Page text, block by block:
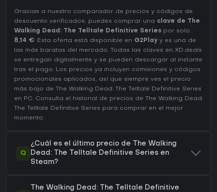
Gracias a nuestro comparador de precios y códigos de
descuento verificados, puedes comprar una clave de The
Walking Dead: The Telltale Definitive Series por solo
8,14 €. Esta oferta está disponible en G2Play y es una de
las más baratas del mercado. Todas las claves en XD.deals
se entregan digitalmente y se pueden descargar al instante
tras el pago. Los precios ya incluyen comisiones y códigos
promocionales aplicados, así que siempre ves el precio
más bajo de The Walking Dead: The Telltale Definitive Series
en PC. Consulta el
historial de precios de The Walking Dead:
The Telltale Definitive Series para comprar en el mejor
momento.
Q
¿Cuál es el último precio de The Walking
Dead: The Telltale Definitive Series en
Steam?
The Walking Dead: The Telltale Definitive